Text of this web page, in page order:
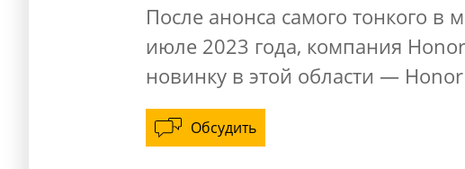
После анонса самого тонкого в
июле 2023 года, компания Honor
новинку в этой области —
Обсудить